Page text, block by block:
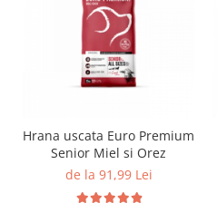
Hrana uscata Euro Premium
Senior Miel si Orez
de la 91,99 Lei